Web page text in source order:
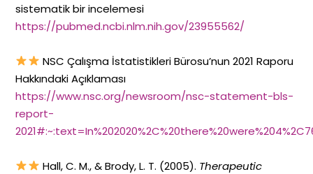
sistematik bir incelemesi
https://pubmed.ncbi.nlm.nih.gov/23955562/
NSC Çalışma İstatistikleri Bürosu’nun 2021 Raporu
Hakkındaki Açıklaması
https://www.nsc.org/newsroom/nsc-statement-bls-
report-
Hall, C. M., & Brody, L. T. (2005). Therapeutic